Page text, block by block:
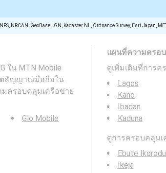
NRCAN, GeoBase, IGN, Kadaster NL, Ordnance Survey, Esri Japan,
ใน MTN Mobile
รตสัญญาณมือถือใน
มครอบคลุมเครือข่าย
Glo Mobile
แผนที่ความครอ
ดูเพิ่มเติมที่การค
Lagos
Kano
Ibadan
Kaduna
ดูการครอบคลุม
Ebute Ikorodu
Ikeja